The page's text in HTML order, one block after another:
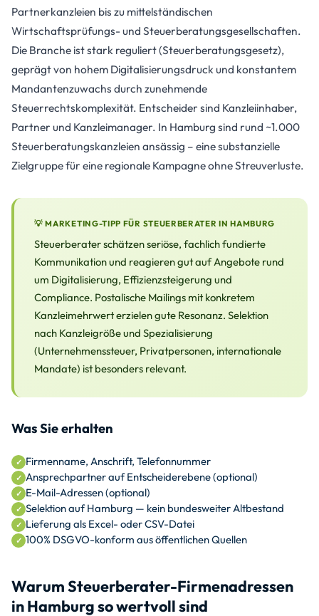
Partnerkanzleien bis zu mittelständischen
Wirtschaftsprüfungs- und Steuerberatungsgesellschaften.
Die Branche ist stark reguliert (Steuerberatungsgesetz),
geprägt von hohem Digitalisierungsdruck und konstantem
Mandantenzuwachs durch zunehmende
Steuerrechtskomplexität. Entscheider sind Kanzleiinhaber,
Partner und Kanzleimanager. In Hamburg sind rund ~1.000
Steuerberatungskanzleien ansässig – eine substanzielle
Zielgruppe für eine regionale Kampagne ohne Streuverluste.
💡 MARKETING-TIPP FÜR STEUERBERATER IN HAMBURG
Steuerberater schätzen seriöse, fachlich fundierte
Kommunikation und reagieren gut auf Angebote rund
um Digitalisierung, Effizienzsteigerung und
Compliance. Postalische Mailings mit konkretem
Kanzleimehrwert erzielen gute Resonanz. Selektion
nach Kanzleigröße und Spezialisierung
(Unternehmenssteuer, Privatpersonen, internationale
Mandate) ist besonders relevant.
Was Sie erhalten
Firmenname, Anschrift, Telefonnummer
Ansprechpartner auf Entscheiderebene (optional)
E-Mail-Adressen (optional)
Selektion auf Hamburg — kein bundesweiter Altbestand
Lieferung als Excel- oder CSV-Datei
100% DSGVO-konform aus öffentlichen Quellen
Warum Steuerberater-Firmenadressen
in Hamburg so wertvoll sind